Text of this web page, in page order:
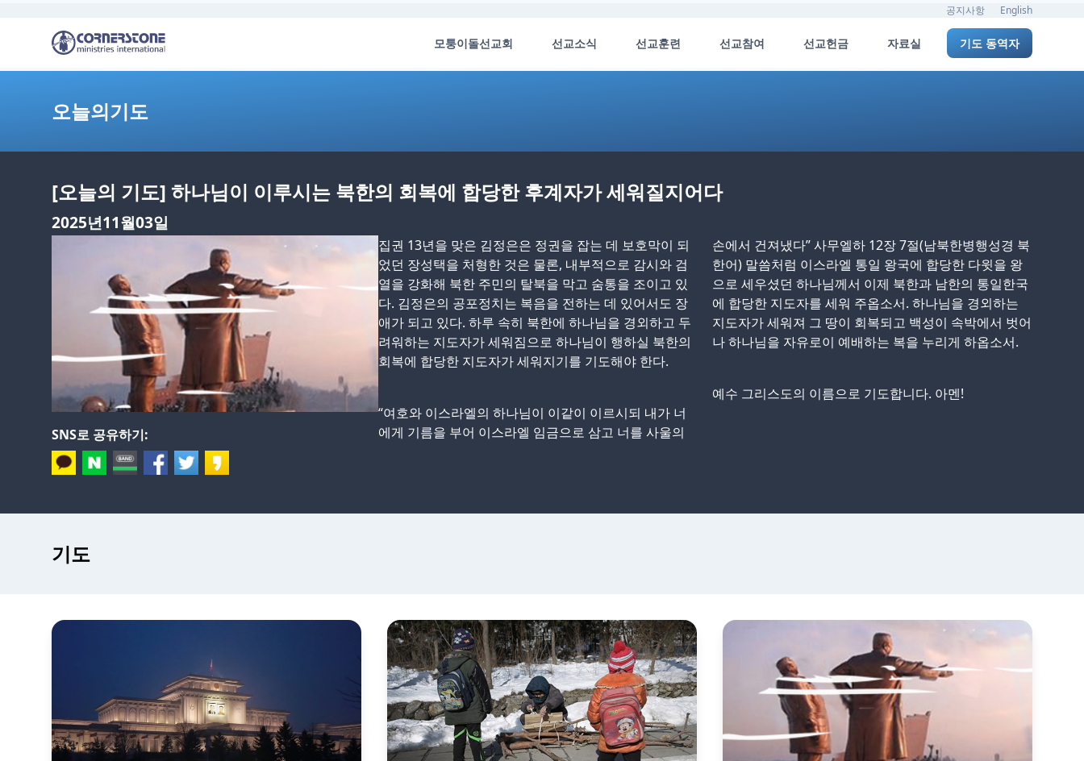
공지사항 English
모퉁이돌선교회 선교소식 선교훈련 선교참여 선교헌금 자료실 기도 동역자
오늘의기도
[오늘의 기도] 하나님이 이루시는 북한의 회복에 합당한 후계자가 세워질지어다
2025년11월03일
SNS로 공유하기:
집권 13년을 맞은 김정은은 정권을 잡는 데 보호막이 되
었던 장성택을 처형한 것은 물론, 내부적으로 감시와 검
열을 강화해 북한 주민의 탈북을 막고 숨통을 조이고 있
다. 김정은의 공포정치는 복음을 전하는 데 있어서도 장
애가 되고 있다. 하루 속히 북한에 하나님을 경외하고 두
려워하는 지도자가 세워짐으로 하나님이 행하실 북한의
회복에 합당한 지도자가 세워지기를 기도해야 한다.
“여호와 이스라엘의 하나님이 이같이 이르시되 내가 너
에게 기름을 부어 이스라엘 임금으로 삼고 너를 사울의
손에서 건져냈다” 사무엘하 12장 7절(남북한병행성경 북
한어) 말씀처럼 이스라엘 통일 왕국에 합당한 다윗을 왕
으로 세우셨던 하나님께서 이제 북한과 남한의 통일한국
에 합당한 지도자를 세워 주옵소서. 하나님을 경외하는
지도자가 세워져 그 땅이 회복되고 백성이 속박에서 벗어
나 하나님을 자유로이 예배하는 복을 누리게 하옵소서.
예수 그리스도의 이름으로 기도합니다. 아멘!
기도